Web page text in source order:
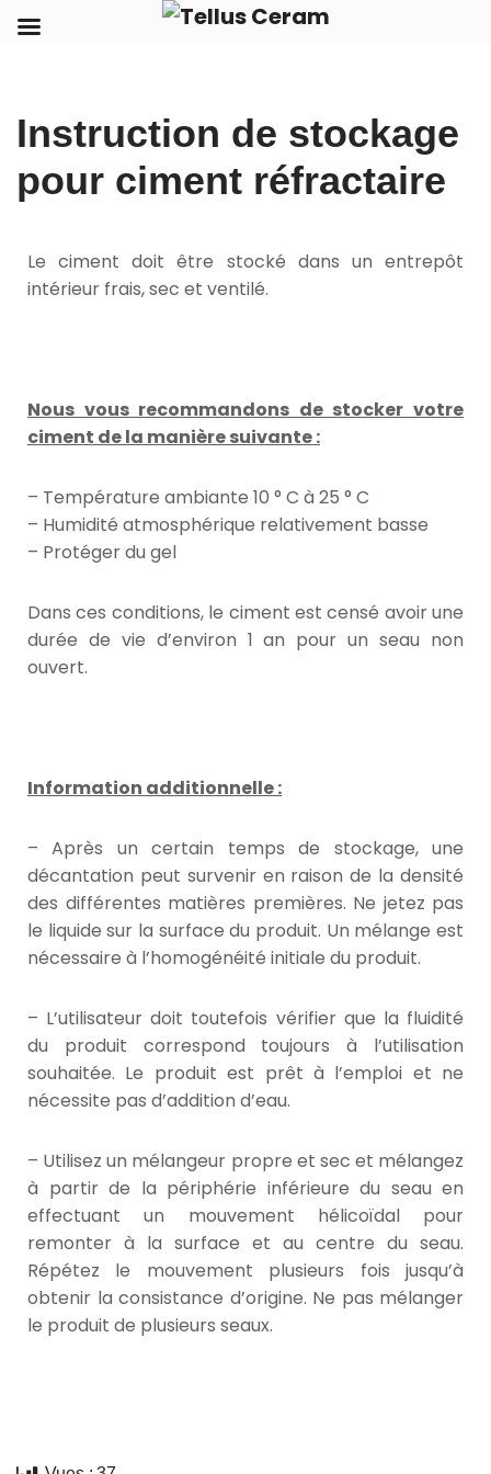
au
Instruction de stockage
pour ciment réfractaire
Le ciment doit être stocké dans un entrepôt
intérieur frais, sec et ventilé.
Nous vous recommandons de stocker votre
ciment de la manière suivante :
– Température ambiante 10 ° C à 25 ° C
– Humidité atmosphérique relativement basse
– Protéger du gel
Dans ces conditions, le ciment est censé avoir une
durée de vie d’environ 1 an pour un seau non
ouvert.
Information additionnelle :
– Après un certain temps de stockage, une
décantation peut survenir en raison de la densité
des différentes matières premières. Ne jetez pas
le liquide sur la surface du produit. Un mélange est
nécessaire à l’homogénéité initiale du produit.
– L’utilisateur doit toutefois vérifier que la fluidité
du produit correspond toujours à l’utilisation
souhaitée. Le produit est prêt à l’emploi et ne
nécessite pas d’addition d’eau.
– Utilisez un mélangeur propre et sec et mélangez
à partir de la périphérie inférieure du seau en
effectuant un mouvement hélicoïdal pour
remonter à la surface et au centre du seau.
Répétez le mouvement plusieurs fois jusqu’à
obtenir la consistance d’origine. Ne pas mélanger
le produit de plusieurs seaux.